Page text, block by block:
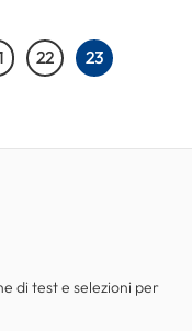
22 23
di test e selezioni per